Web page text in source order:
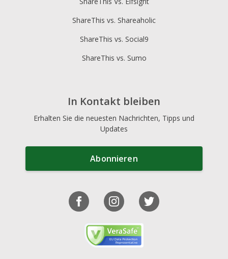
ShareThis vs. Shareaholic
ShareThis vs. Social9
ShareThis vs. Sumo
In Kontakt bleiben
Erhalten Sie die neuesten Nachrichten, Tipps und
Updates
Abonnieren